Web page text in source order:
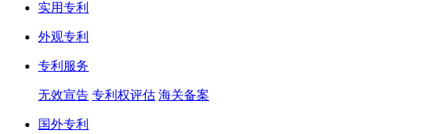
实用专利
外观专利
专利服务
无效宣告 专利权评估 海关备案
国外专利